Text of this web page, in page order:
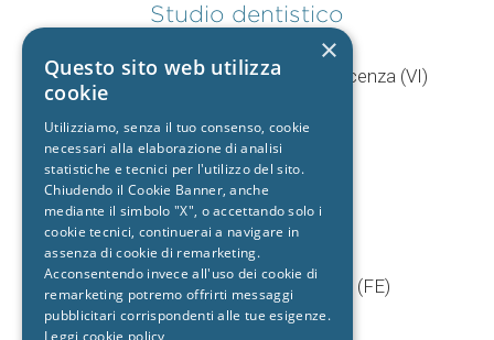
Studio dentistico
V.le Mercato Nuovo, 44/F 36100 Vicenza (VI)
+39 392 9402704
Studio dentistico
Cento
Via Baruffaldi, 5/1 44042 Cento (FE)
T.051 903603
×
Questo sito web utilizza
cookie
Utilizziamo, senza il tuo consenso, cookie
necessari alla elaborazione di analisi
statistiche e tecnici per l'utilizzo del sito.
Chiudendo il Cookie Banner, anche
mediante il simbolo "X", o accettando solo i
cookie tecnici, continuerai a navigare in
assenza di cookie di remarketing.
Acconsentendo invece all'uso dei cookie di
remarketing potremo offrirti messaggi
pubblicitari corrispondenti alle tue esigenze.
Leggi cookie policy